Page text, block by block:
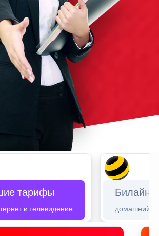
тарифы
и телевидение
Билайн
домашний